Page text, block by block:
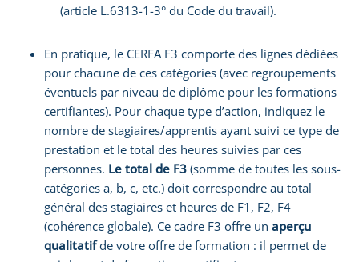
(article L.6313-1-3° du Code du travail).
En pratique, le CERFA F3 comporte des lignes dédiées
pour chacune de ces catégories (avec regroupements
éventuels par niveau de diplôme pour les formations
certifiantes). Pour chaque type d’action, indiquez le
nombre de stagiaires/apprentis ayant suivi ce type de
prestation et le total des heures suivies par ces
personnes. Le total de F3 (somme de toutes les sous-
catégories a, b, c, etc.) doit correspondre au total
général des stagiaires et heures de F1, F2, F4
(cohérence globale). Ce cadre F3 offre un aperçu
qualitatifde votre offre de formation : il permet de